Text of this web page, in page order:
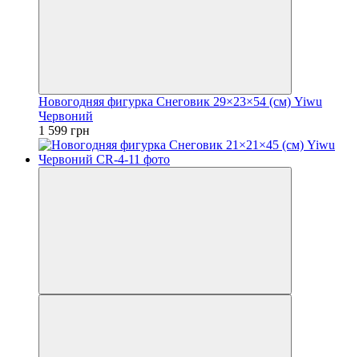
Новогодняя фигурка Снеговик 29×23×54 (см) Yiwu
Червоний
1 599 грн